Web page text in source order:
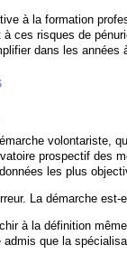
à la formation
ces risques de
dans les années
volontariste,
prospectif des
les plus
La démarche
à la définition
que la